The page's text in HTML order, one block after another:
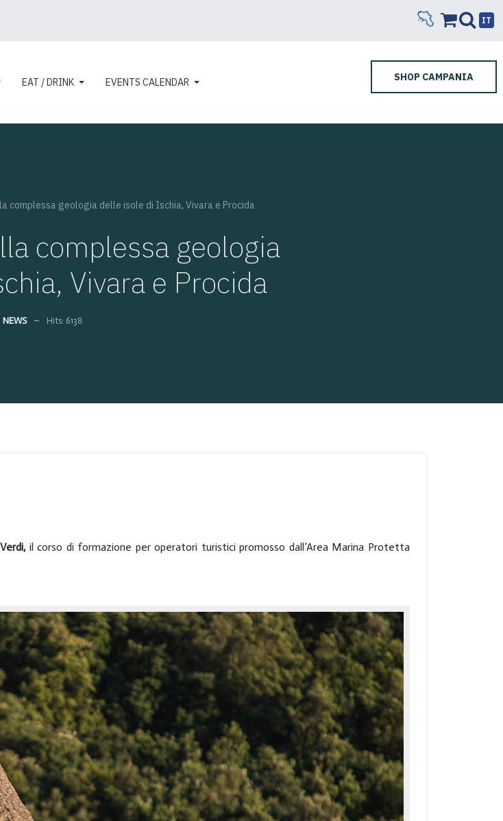
IT
EAT / DRINK EVENTS CALENDAR SHOP CAMPANIA
complessa geologia delle isole di Ischia, Vivara e Procida
complessa geologia
Vivara e Procida
NEWS Hits: 6138
il corso di formazione per operatori turistici promosso dall’Area Marina Protetta